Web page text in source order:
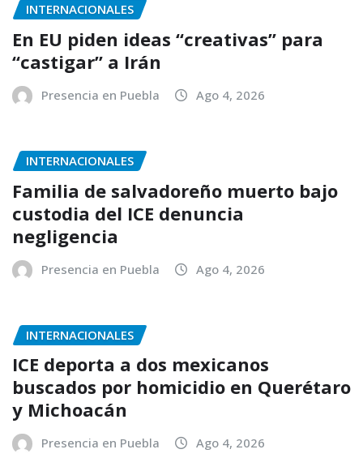
INTERNACIONALES
En EU piden ideas “creativas” para
“castigar” a Irán
Presencia en Puebla Ago 4, 2026
INTERNACIONALES
Familia de salvadoreño muerto bajo
custodia del ICE denuncia
negligencia
Presencia en Puebla Ago 4, 2026
INTERNACIONALES
ICE deporta a dos mexicanos
buscados por homicidio en Querétaro
y Michoacán
Presencia en Puebla Ago 4, 2026